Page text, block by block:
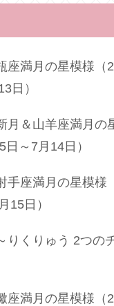
座満月の星模様（
日）
月＆山羊座満月の
日～7月14日）
手座満月の星模様
15日）
りくりゅう 2つの
座満月の星模様（